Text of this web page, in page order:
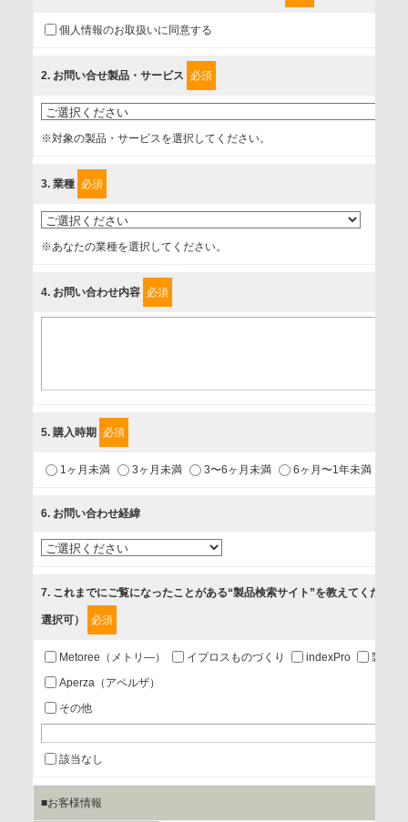
に取扱い、これらで定める範囲内で、サービスの提供やご案
内等のために利用させていただいております。
情報を提供されるお客様（本人）に対して、情報の収集目
的、管理者、提供の有無、情報提供の任意性や権利について
確認し、当社への情報提供がお客様の懸念にならないよう
上げます。
事業者名
個人情報保護責任者
1.当社が取り扱う商品・サービスに関するご案内
2.当社が開催（主催・共催・協賛）するセミナーなど、各種イ
3.お客様の業務内容、及び興味、関心に応じた情報の提供
4.お客様満足度調査等のアンケートの依頼
第三者提供の有無
あり
a.個人情報の提供・利用目的
当該企業/団体のサービス等のご案内及び当該企業/団体からの
情報を提供するため
b.第三者に提供される個人データの項目
個人情報のお取扱いに同意する
2. お問い合せ製品・サービス 必須
※対象の製品・サービスを選択してください。
3. 業種 必須
※あなたの業種を選択してください。
4. お問い合わせ内容 必須
5. 購入時期 必須
1ヶ月未満 3ヶ月未満 3〜6ヶ月未満 6ヶ月〜1年未満
6. お問い合わせ経緯
7. これまでにご覧になったことがある“製品検索サイト”を教えてください
選択可） 必須
Metoree（メトリ—） イプロスものづくり indexPro
製品ナ
Aperza（アペルザ）
その他
該当なし
■お客様情報